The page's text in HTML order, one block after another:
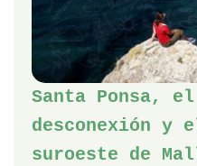
Santa Ponsa,
desconexión y
suroeste de